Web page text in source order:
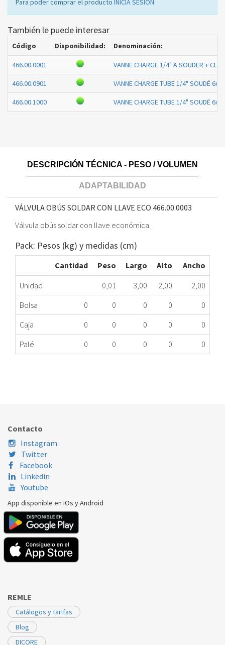
Para poder comprar el producto INICIA SESIÓN
También le puede interesar
Código Disponibilidad: Denominación:
466.00.0001 VANNE CHARGE 1/4" A SOUDER + CLE
466.00.0901 VANNE CHARGE TUBE 1/4" SOUDÉ
466.00.1000 VANNE CHARGE TUBE 1/4" SOUDÉ
DESCRIPCIÓN TÉCNICA - PESO / VOLUMEN
ADAPTABILIDAD
VÁLVULA OBÚS SOLDAR CON LLAVE ECO 466.00.0003
Válvula obús soldar con llave económica.
Pack: Pesos (kg) y medidas (cm)
Cantidad Peso Largo Alto
Ancho
Unidad
0,01 3,00 2,00
2,00
Bolsa
0 0 0 0
0
Caja
0 0 0 0
0
Palé
0 0 0 0 0
Contacto
Instagram
Twitter
Facebook
Linkedin
Youtube
App disponible en iOs y Android
REMLE
Catálogos y tarifas
Blog
DICORE